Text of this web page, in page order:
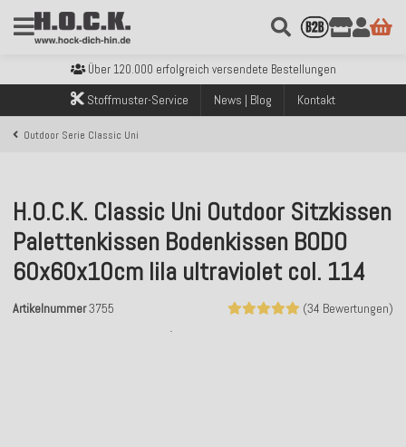
Über 120.000 erfolgreich versendete Bestellungen
Sicher bezahlen mit Klarna, PayPal & Amazon Pay
Kostenloser Versand innerhalb Deutschlands ab 99€ Bestellwert
Über 120.000 erfolgreich versendete Bestellungen
Sicher bezahlen mit Klarna, PayPal & Amazon Pay
Stoffmuster-Service News | Blog Kontakt
Outdoor Serie Classic Uni
H.O.C.K. Classic Uni Outdoor Sitzkissen
Palettenkissen Bodenkissen BODO
60x60x10cm lila ultraviolet col. 114
(34 Bewertungen)
Artikelnummer3755